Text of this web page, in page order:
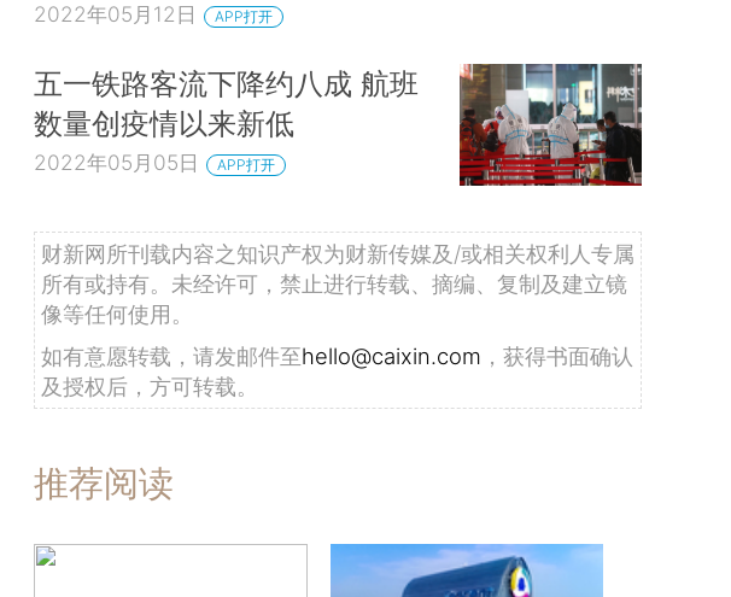
2022年05月12日 APP打开
五一铁路客流下降约八成 航班
数量创疫情以来新低
2022年05月05日 APP打开
财新网所刊载内容之知识产权为财新传媒及/或相关权利人专属
所有或持有。未经许可，禁止进行转载、摘编、复制及建立镜
像等任何使用。
如有意愿转载，请发邮件至hello@caixin.com ，获得书面确认
及授权后，方可转载。
推荐阅读